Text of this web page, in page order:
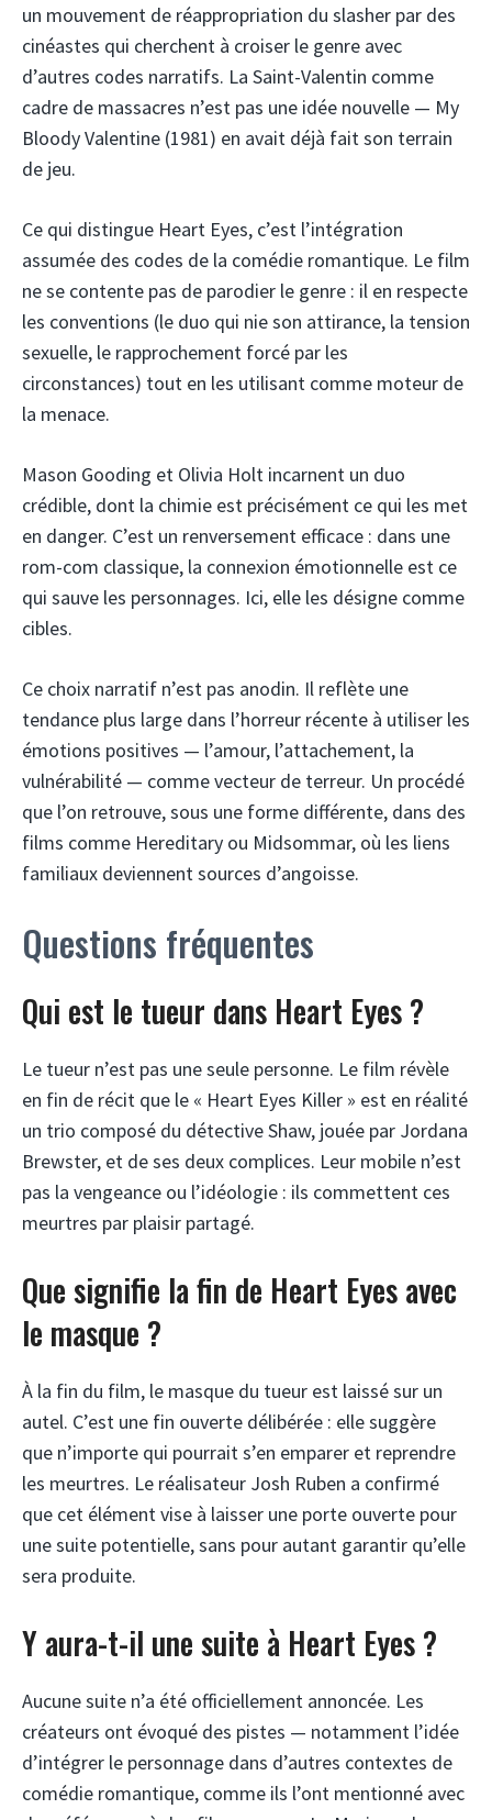
un mouvement de réappropriation du slasher par des
cinéastes qui cherchent à croiser le genre avec
d’autres codes narratifs. La Saint-Valentin comme
cadre de massacres n’est pas une idée nouvelle — My
Bloody Valentine (1981) en avait déjà fait son terrain
de jeu.
Ce qui distingue Heart Eyes, c’est l’intégration
assumée des codes de la comédie romantique. Le film
ne se contente pas de parodier le genre : il en respecte
les conventions (le duo qui nie son attirance, la tension
sexuelle, le rapprochement forcé par les
circonstances) tout en les utilisant comme moteur de
la menace.
Mason Gooding et Olivia Holt incarnent un duo
crédible, dont la chimie est précisément ce qui les met
en danger. C’est un renversement efficace : dans une
rom-com classique, la connexion émotionnelle est ce
qui sauve les personnages. Ici, elle les désigne comme
cibles.
Ce choix narratif n’est pas anodin. Il reflète une
tendance plus large dans l’horreur récente à utiliser les
émotions positives — l’amour, l’attachement, la
vulnérabilité — comme vecteur de terreur. Un procédé
que l’on retrouve, sous une forme différente, dans des
films comme Hereditary ou Midsommar, où les liens
familiaux deviennent sources d’angoisse.
Questions fréquentes
Qui est le tueur dans Heart Eyes ?
Le tueur n’est pas une seule personne. Le film révèle
en fin de récit que le « Heart Eyes Killer » est en réalité
un trio composé du détective Shaw, jouée par Jordana
Brewster, et de ses deux complices. Leur mobile n’est
pas la vengeance ou l’idéologie : ils commettent ces
meurtres par plaisir partagé.
Que signifie la fin de Heart Eyes avec
le masque ?
À la fin du film, le masque du tueur est laissé sur un
autel. C’est une fin ouverte délibérée : elle suggère
que n’importe qui pourrait s’en emparer et reprendre
les meurtres. Le réalisateur Josh Ruben a confirmé
que cet élément vise à laisser une porte ouverte pour
une suite potentielle, sans pour autant garantir qu’elle
sera produite.
Y aura-t-il une suite à Heart Eyes ?
Aucune suite n’a été officiellement annoncée. Les
créateurs ont évoqué des pistes — notamment l’idée
d’intégrer le personnage dans d’autres contextes de
comédie romantique, comme ils l’ont mentionné avec